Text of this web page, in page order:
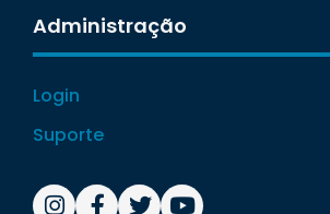
Administração
Login
Suporte